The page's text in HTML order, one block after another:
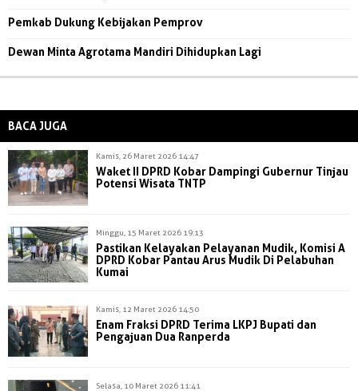
Pemkab Dukung Kebijakan Pemprov
Dewan Minta Agrotama Mandiri Dihidupkan Lagi
BACA JUGA
Kamis, 26 Maret 2026 14:47
Waket II DPRD Kobar Dampingi Gubernur Tinjau
Potensi Wisata TNTP
Minggu, 15 Maret 2026 19:13
Pastikan Kelayakan Pelayanan Mudik, Komisi A
DPRD Kobar Pantau Arus Mudik Di Pelabuhan
Kumai
Kamis, 12 Maret 2026 14:50
Enam Fraksi DPRD Terima LKPJ Bupati dan
Pengajuan Dua Ranperda
Selasa, 10 Maret 2026 11:41